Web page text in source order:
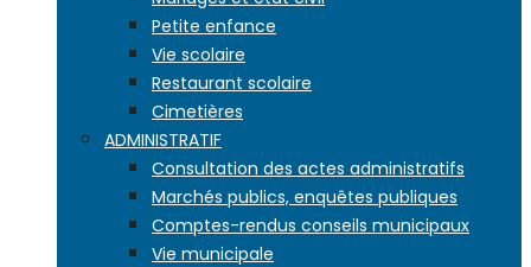
Petite enfance
Vie scolaire
Restaurant scolaire
Cimetières
ADMINISTRATIF
Consultation des actes administratifs
Marchés publics, enquêtes publiques
Comptes-rendus conseils municipaux
Vie municipale